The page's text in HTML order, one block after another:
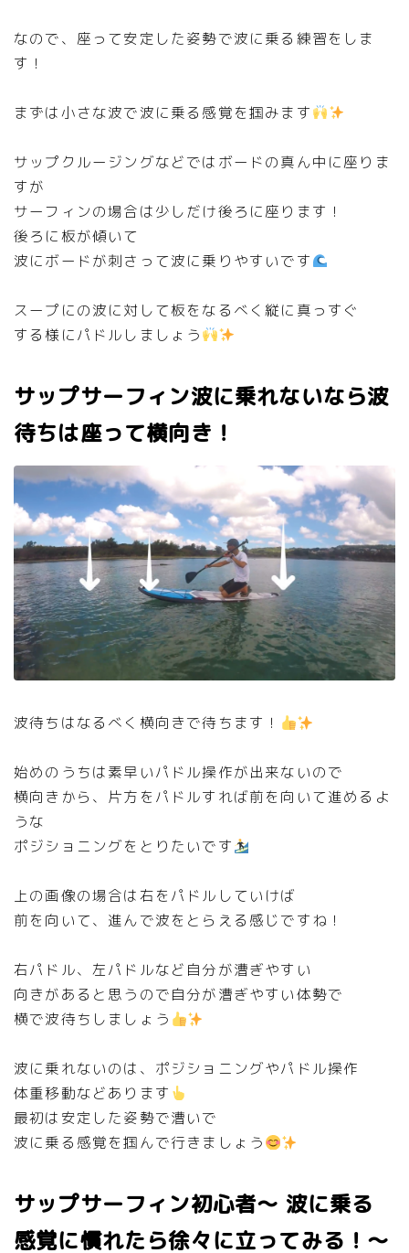
なので、座って安定した姿勢で波に乗る練習をしま
す！
まずは小さな波で波に乗る感覚を掴みます
サップクルージングなどではボードの真ん中に座りま
すが
サーフィンの場合は少しだけ後ろに座ります！
後ろに板が傾いて
波にボードが刺さって波に乗りやすいです
スープにの波に対して板をなるべく縦に真っすぐ
する様にパドルしましょう
サップサーフィン波に乗れないなら波
待ちは座って横向き！
波待ちはなるべく横向きで待ちます！
始めのうちは素早いパドル操作が出来ないので
横向きから、片方をパドルすれば前を向いて進めるよ
うな
ポジショニングをとりたいです
上の画像の場合は右をパドルしていけば
前を向いて、進んで波をとらえる感じですね！
右パドル、左パドルなど自分が漕ぎやすい
向きがあると思うので自分が漕ぎやすい体勢で
横で波待ちしましょう
波に乗れないのは、ポジショニングやパドル操作
体重移動などあります
最初は安定した姿勢で漕いで
波に乗る感覚を掴んで行きましょう
サップサーフィン初心者～ 波に乗る
感覚に慣れたら徐々に立ってみる！～